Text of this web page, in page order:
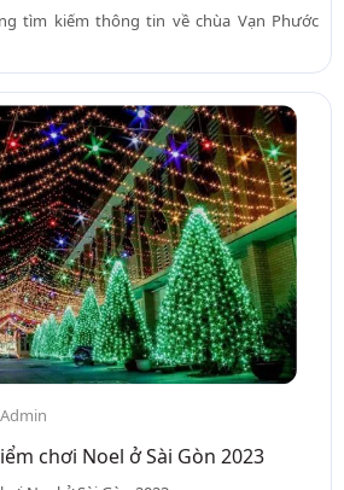
tìm kiếm thông tin về chùa Vạn Phước
Admin
chơi Noel ở Sài Gòn 2023